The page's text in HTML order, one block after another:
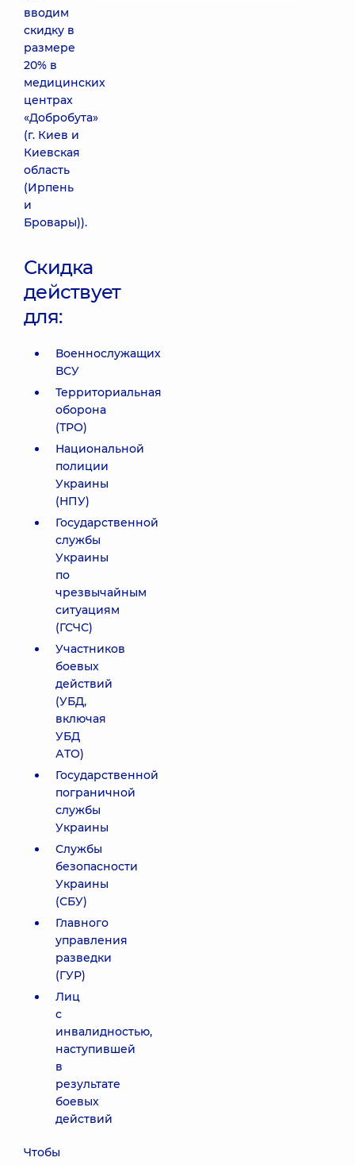
вводим
скидку в
размере
20% в
медицинских
центрах
«Добробута»
(г. Киев и
Киевская
область
(Ирпень
и
Бровары)).
Скидка
действует
для:
Военнослужащих
ВСУ
Территориальная
оборона
(ТРО)
Национальной
полиции
Украины
(НПУ)
Государственной
службы
Украины
по
чрезвычайным
ситуациям
(ГСЧС)
Участников
боевых
действий
(УБД,
включая
УБД
АТО)
Государственной
пограничной
службы
Украины
Службы
безопасности
Украины
(СБУ)
Главного
управления
разведки
(ГУР)
Лиц
с
инвалидностью,
наступившей
в
результате
боевых
действий
Чтобы